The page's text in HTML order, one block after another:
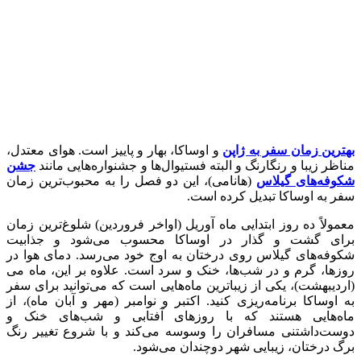
بهترین زمان سفر به ژاپن و اوساکا، بهار و پاییز است. هوای معتدل،
مناظر زیبا و رنگارنگ و البته فستیوال‌ها و جشنواره‌هایی مانند جشن
شکوفه‌های گیلاس (هانامی)، این دو فصل را به محبوب‌ترین زمان
سفر به اوساکا تبدیل کرده است.
معمولاً ده روز ابتدایی ماه آوریل (اواخر فروردین) شلوغ‌ترین زمان
برای گشت و گذار در اوساکا محسوب می‌شود و جذابیت
شکوفه‌های گیلاس روی درختان به اوج خود می‌رسد. دمای هوا در
روز‌ها، گرم و در شب‌‌‌ها، خنک و سرد است. علاوه بر این، ماه می
(اردیبهشت)، یکی از زیباترین ماه‌هایی است که می‌توانید برای سفر
به اوساکا برنامه‌ریزی کنید. اکتبر و نوامبر (مهر و آبان ماه)، از
ماه‌هایی هستند که با روز‌های آفتابی و شب‌های خنک و
دوست‌داشتنی مسافران را وسوسه می‌کند و با شروع تغییر رنگ
برگ درختان، زیبایی شهر دوچندان می‌‌شود.